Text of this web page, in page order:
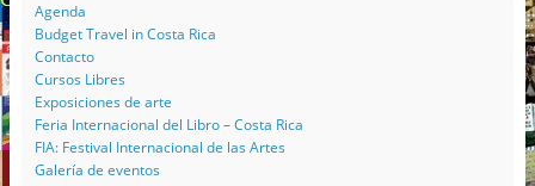
Agenda
Budget Travel in Costa Rica
Contacto
Cursos Libres
Exposiciones de arte
Feria Internacional del Libro – Costa Rica
FIA: Festival Internacional de las Artes
Galería de eventos